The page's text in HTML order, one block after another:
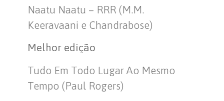
Naatu Naatu – RRR (M.M.
Keeravaani e Chandrabose)
Melhor edição
Tudo Em Todo Lugar Ao Mesmo
Tempo (Paul Rogers)